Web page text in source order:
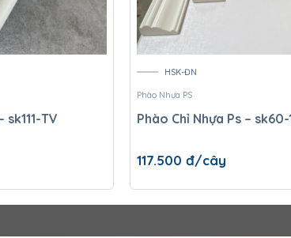
sk111-TV
HSK-ĐN
Phào Nhựa PS
Phào Chỉ Nhựa Ps – sk60-
117.500 đ/cây